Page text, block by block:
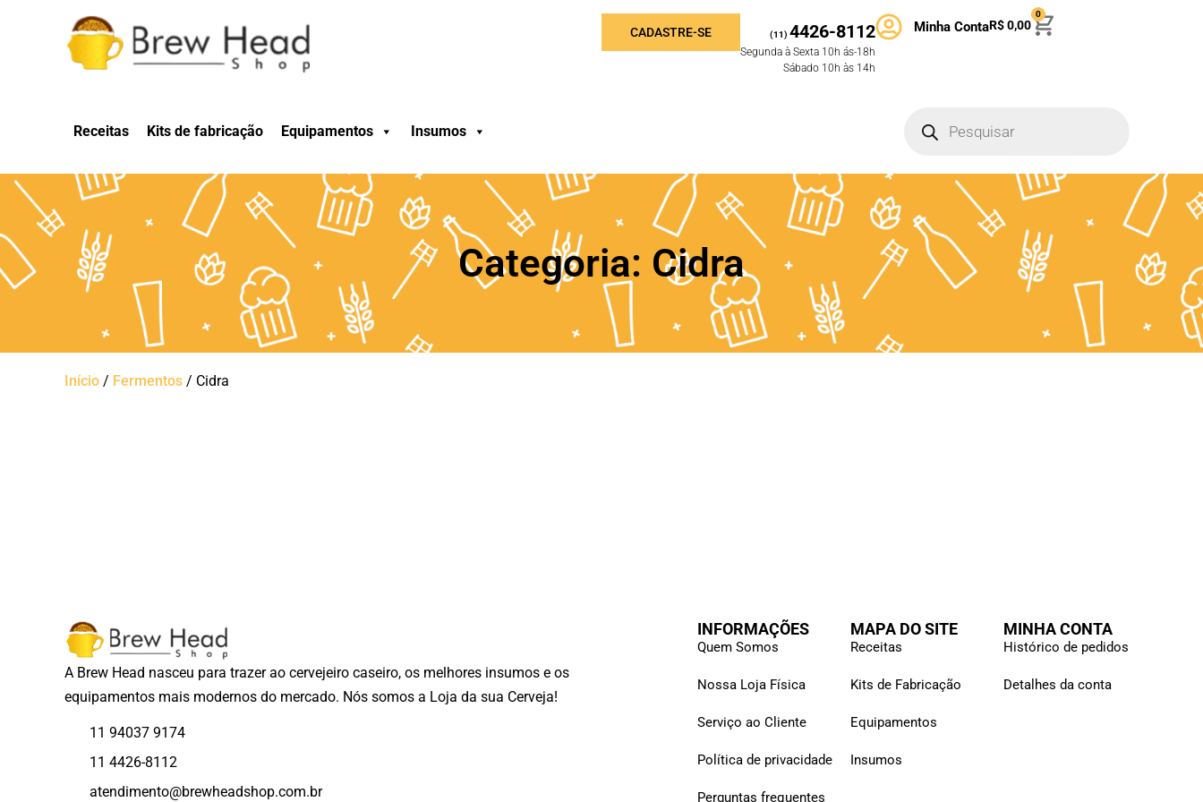
CADASTRE-SE (11) 4426-8112
Segunda à Sexta 10h ás-18h
Sábado 10h às 14h
Minha ContaR$0,00
0
Receitas Kits de fabricação Equipamentos Insumos
Categoria: Cidra
Início / Fermentos / Cidra
A Brew Head nasceu para trazer ao cervejeiro caseiro, os melhores insumos e os
equipamentos mais modernos do mercado. Nós somos a Loja da sua Cerveja!
11 94037 9174
11 4426-8112
atendimento@brewheadshop.com.br
INFORMAÇÕES
Quem Somos
Nossa Loja Física
Serviço ao Cliente
Política de privacidade
Perguntas frequentes
MAPA DO SITE
Receitas
Kits de Fabricação
Equipamentos
Insumos
MINHA CONTA
Histórico de pedidos
Detalhes da conta